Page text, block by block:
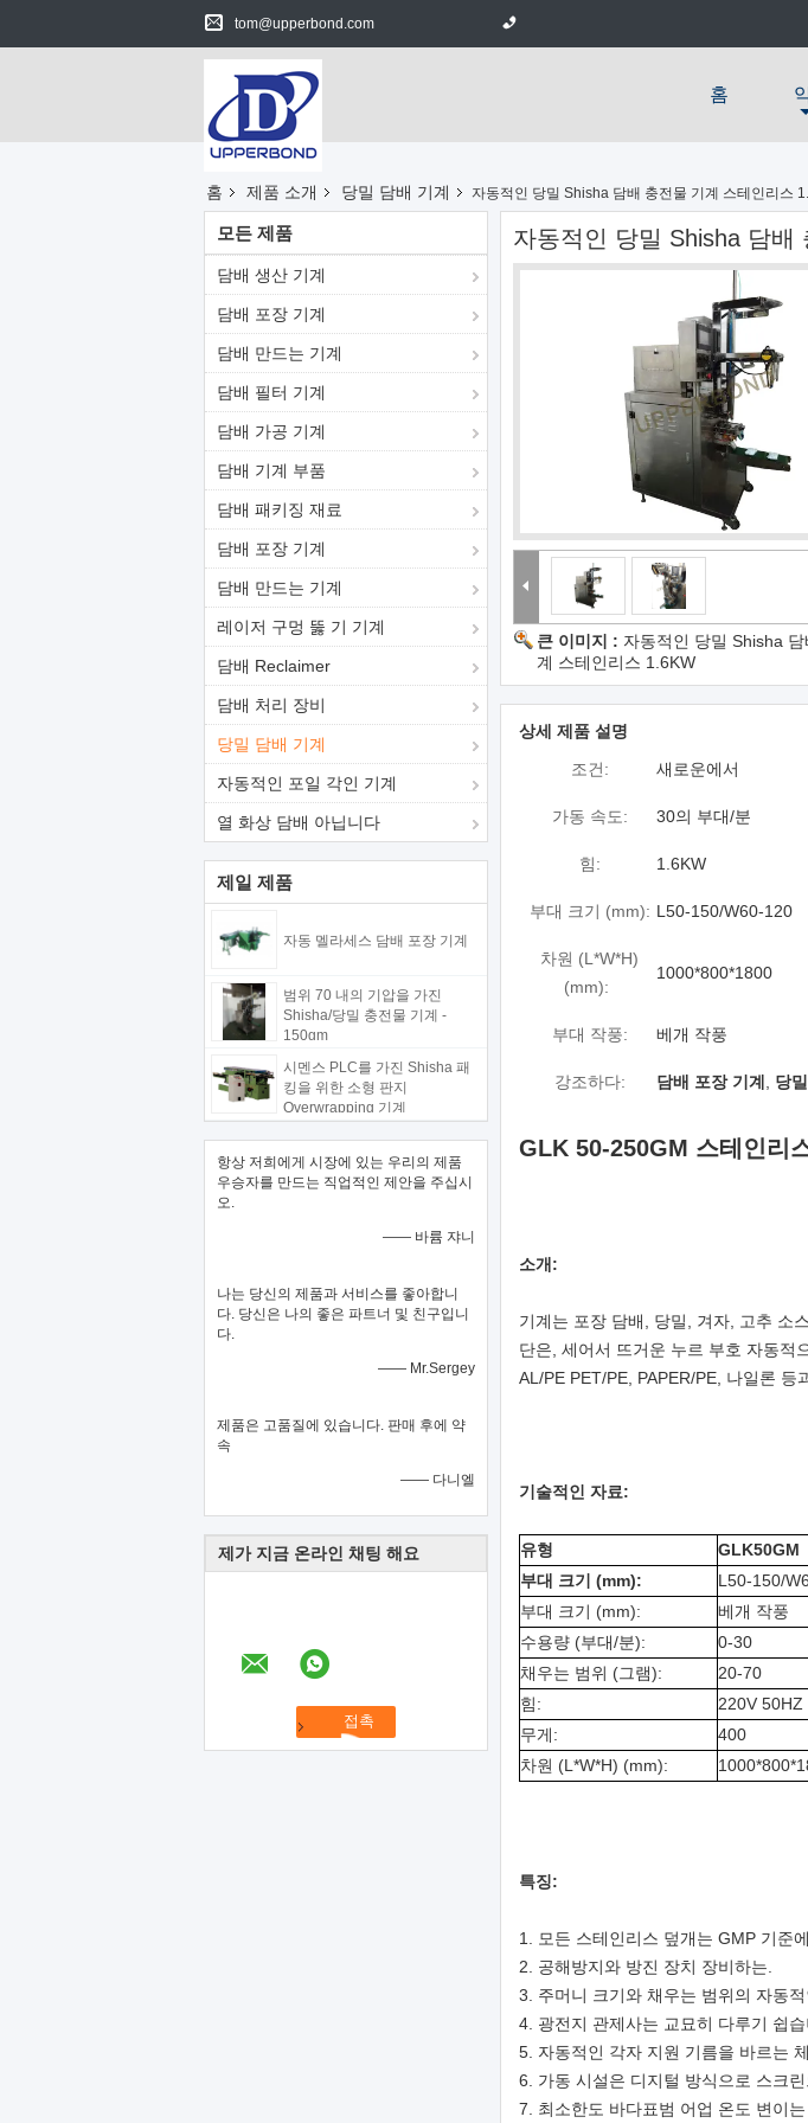
tom@upperbond.com
홈
홈 제품 소개 당밀 담배 기계 자동적인 당밀 Shisha 담배 충전물 기계 스테인리스
모든 제품
담배 생산 기계
담배 포장 기계
담배 만드는 기계
담배 필터 기계
담배 가공 기계
담배 기계 부품
담배 패키징 재료
담배 포장 기계
담배 만드는 기계
레이저 구멍 뚫 기 기계
담배 Reclaimer
담배 처리 장비
당밀 담배 기계
자동적인 포일 각인 기계
열 화상 담배 아닙니다
제일 제품
자동 멜라세스 담배 포장 기계
범위 70 내의 기압을 가진
Shisha/당밀 충전물 기계 -
150gm
시멘스 PLC를 가진 Shisha 패
킹을 위한 소형 판지
Overwrapping 기계
항상 저희에게 시장에 있는 우리의 제품
우승자를 만드는 직업적인 제안을 주십시
오.
—— 바륨 쟈니
나는 당신의 제품과 서비스를 좋아합니
다. 당신은 나의 좋은 파트너 및 친구입니
다.
—— Mr.Sergey
제품은 고품질에 있습니다. 판매 후에 약
속
—— 다니엘
제가 지금 온라인 채팅 해요
자동적인 당밀 Shisha 담배
큰 이미지 : 자동적인 당밀 Shisha
계 스테인리스 1.6KW
상세 제품 설명
조건:
새로운에서
가동 속도: 30의 부대/분
힘: 1.6KW
부대 크기 (mm): L50-150/W60-120
차원 (L*W*H)
(mm):
1000*800*1800
부대 작풍: 베개 작풍
강조하다: 담배 포장 기계 당
GLK 50-250GM 스테인리
소개:
기계는 포장 담배, 당밀, 겨자, 고추 소
단은, 세어서 뜨거운 누르 부호 자동적
AL/PE PET/PE, PAPER/PE, 나일론 등
기술적인 자료:
유형 GLK50GM
부대 크기 (mm):
L50-150/
부대 크기 (mm):
베개 작풍
수용량 (부대/분):
0-30
채우는 범위 (그램):
20-70
힘:
220V 50HZ
무게:
400
차원 (L*W*H) (mm):
특징:
1.
모든 스테인리스 덮개는 GMP 기준
2. 공해방지와 방진 장치 장비하는.
3. 주머니 크기와 채우는 범위의 자동적
4. 광전지 관제사는 교묘히 다루기 쉽습
5. 자동적인 각자 지원 기름을 바르는
6. 가동 시설은 디지털 방식으로 스크
7. 최소한도 바다표범 어업 온도 변이